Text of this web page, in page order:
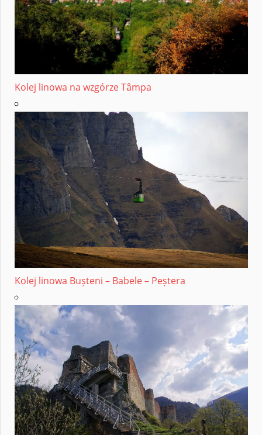
Kolej linowa na wzgórze Tâmpa
Kolej linowa Bușteni – Babele – Peștera